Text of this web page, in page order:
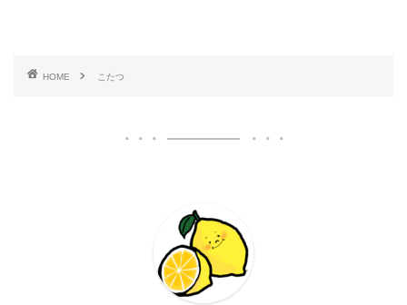
HOME こたつ